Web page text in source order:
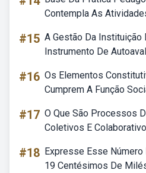
Contempla As
#15 A Gestão Da Instituição
Instrumento De
#16 Os Elementos
Cumprem A Função
#17 O Que São Processos
Coletivos E
#18 Expresse Esse Número
19 Centésimos De